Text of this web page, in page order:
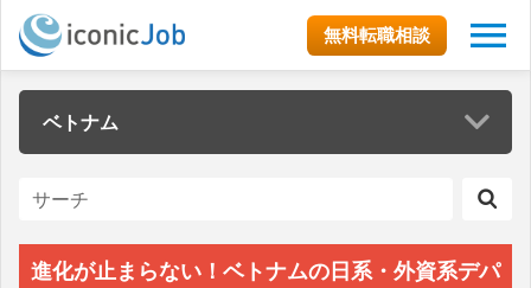
無料転職相談
ベトナム
進化が止まらない！ベトナムの日系・外資系デパ